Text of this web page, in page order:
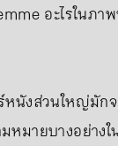
อะไรในภา
นังส่วนใหญ่มักจ
หมายบางอย่าง